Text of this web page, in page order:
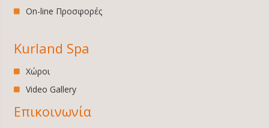
On-line Προσφορές
Kurland Spa
Χώροι
Video Gallery
Επικοινωνία